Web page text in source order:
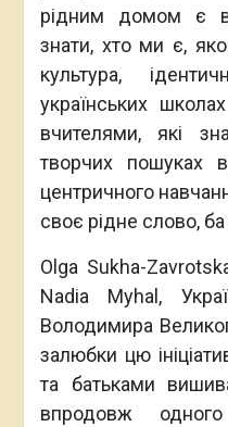
рідним домом є
знати, хто ми є,
культура,
українських
вчителями, які
творчих пошуках
центричного
своє рідне слово,
Olga Sukha-
Nadia Myhal,
Володимира
залюбки цю
та батьками
впродовж